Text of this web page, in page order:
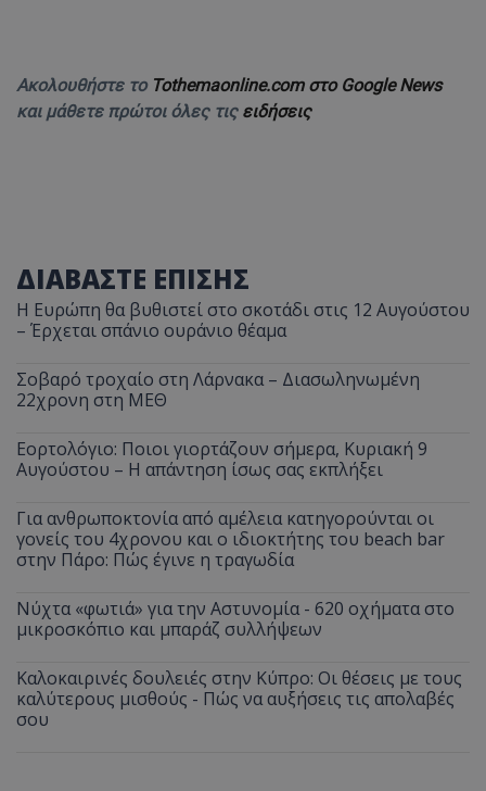
Ακολουθήστε το Tothemaonline.com στο Google News
και μάθετε πρώτοι όλες τις ειδήσεις
ΔΙΑΒΑΣΤΕ ΕΠΙΣΗΣ
Η Ευρώπη θα βυθιστεί στο σκοτάδι στις 12 Αυγούστου
– Έρχεται σπάνιο ουράνιο θέαμα
Σοβαρό τροχαίο στη Λάρνακα – Διασωληνωμένη
22χρονη στη ΜΕΘ
Εορτολόγιο: Ποιοι γιορτάζουν σήμερα, Κυριακή 9
Αυγούστου – Η απάντηση ίσως σας εκπλήξει
Για ανθρωποκτονία από αμέλεια κατηγορούνται οι
γονείς του 4χρονου και ο ιδιοκτήτης του beach bar
στην Πάρο: Πώς έγινε η τραγωδία
Νύχτα «φωτιά» για την Αστυνομία - 620 οχήματα στο
μικροσκόπιο και μπαράζ συλλήψεων
Καλοκαιρινές δουλειές στην Κύπρο: Οι θέσεις με τους
καλύτερους μισθούς - Πώς να αυξήσεις τις απολαβές
σου